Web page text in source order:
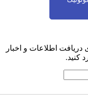
اطلاعات و اخبار
کنید.